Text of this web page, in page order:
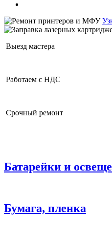
Выезд мастера
Работаем с НДС
Срочный ремонт
Батарейки и
Бумага, пленка